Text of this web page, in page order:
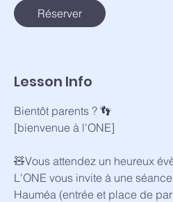
Réserver
Lesson Info
Bientôt parents ? 👣
[bienvenue à l'ONE]
🧸Vous attendez un heureux
L'ONE vous invite à une
Hauméa (entrée et place de